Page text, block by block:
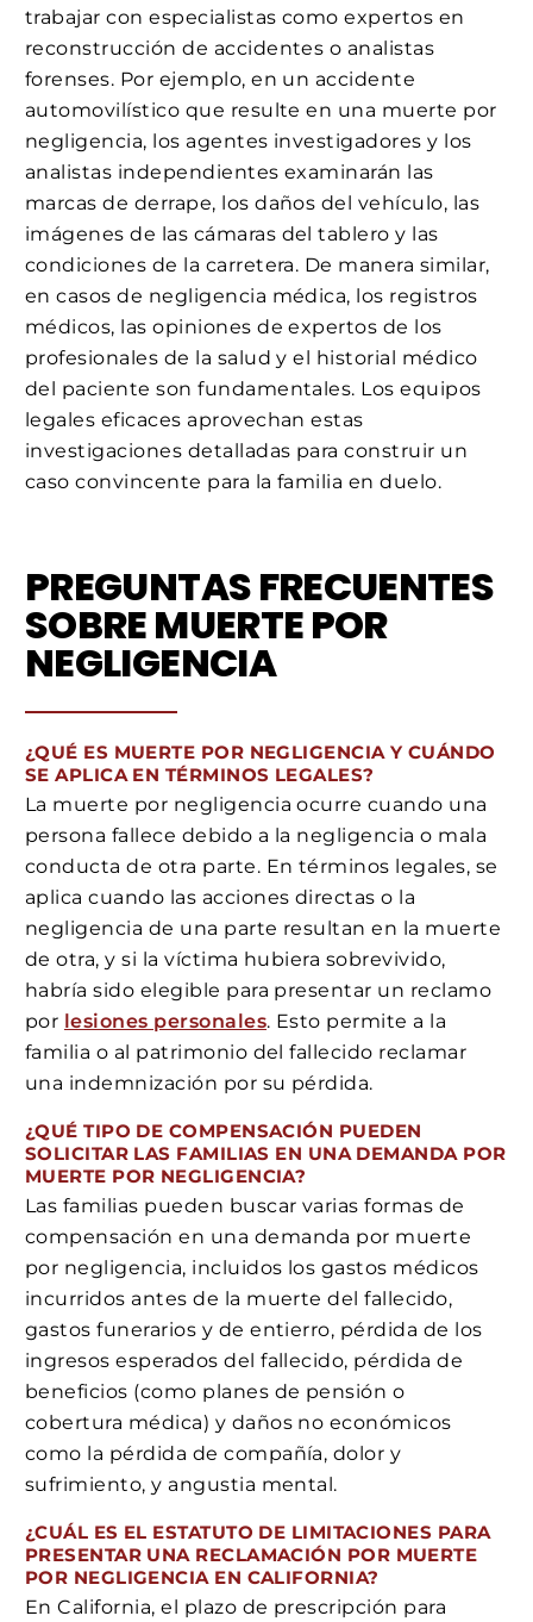
trabajar con especialistas como expertos en
reconstrucción de accidentes o analistas
forenses. Por ejemplo, en un accidente
automovilístico que resulte en una muerte por
negligencia, los agentes investigadores y los
analistas independientes examinarán las
marcas de derrape, los daños del vehículo, las
imágenes de las cámaras del tablero y las
condiciones de la carretera. De manera similar,
en casos de negligencia médica, los registros
médicos, las opiniones de expertos de los
profesionales de la salud y el historial médico
del paciente son fundamentales. Los equipos
legales eficaces aprovechan estas
investigaciones detalladas para construir un
caso convincente para la familia en duelo.
PREGUNTAS FRECUENTES
SOBRE MUERTE POR
NEGLIGENCIA
¿QUÉ ES MUERTE POR NEGLIGENCIA Y CUÁNDO
SE APLICA EN TÉRMINOS LEGALES?
La muerte por negligencia ocurre cuando una
persona fallece debido a la negligencia o mala
conducta de otra parte. En términos legales, se
aplica cuando las acciones directas o la
negligencia de una parte resultan en la muerte
de otra, y si la víctima hubiera sobrevivido,
habría sido elegible para presentar un reclamo
por lesiones personales. Esto permite a la
familia o al patrimonio del fallecido reclamar
una indemnización por su pérdida.
¿QUÉ TIPO DE COMPENSACIÓN PUEDEN
SOLICITAR LAS FAMILIAS EN UNA DEMANDA POR
MUERTE POR NEGLIGENCIA?
Las familias pueden buscar varias formas de
compensación en una demanda por muerte
por negligencia, incluidos los gastos médicos
incurridos antes de la muerte del fallecido,
gastos funerarios y de entierro, pérdida de los
ingresos esperados del fallecido, pérdida de
beneficios (como planes de pensión o
cobertura médica) y daños no económicos
como la pérdida de compañía, dolor y
sufrimiento, y angustia mental.
¿CUÁL ES EL ESTATUTO DE LIMITACIONES PARA
PRESENTAR UNA RECLAMACIÓN POR MUERTE
POR NEGLIGENCIA EN CALIFORNIA?
En California, el plazo de prescripción para